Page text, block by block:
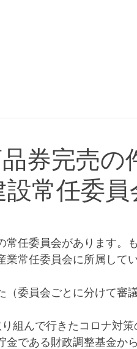
券完売の
常任委員
常任委員会があります。
常任委員会に所属してい
（委員会ごとに分けて審
組んで行きたコロナ対
である財政調整基金か